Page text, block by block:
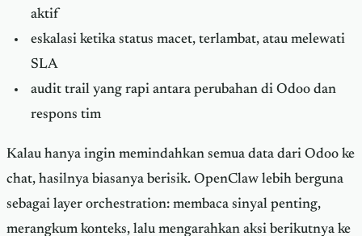
aktif
eskalasi ketika status macet, terlambat, atau melewati
SLA
audit trail yang rapi antara perubahan di Odoo dan
respons tim
Kalau hanya ingin memindahkan semua data dari Odoo ke
chat, hasilnya biasanya berisik. OpenClaw lebih berguna
sebagai layer orchestration: membaca sinyal penting,
merangkum konteks, lalu mengarahkan aksi berikutnya ke